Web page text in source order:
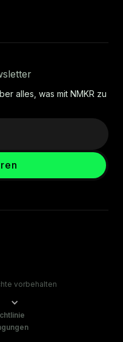
alles, was mit NMKR zu
vorbehalten